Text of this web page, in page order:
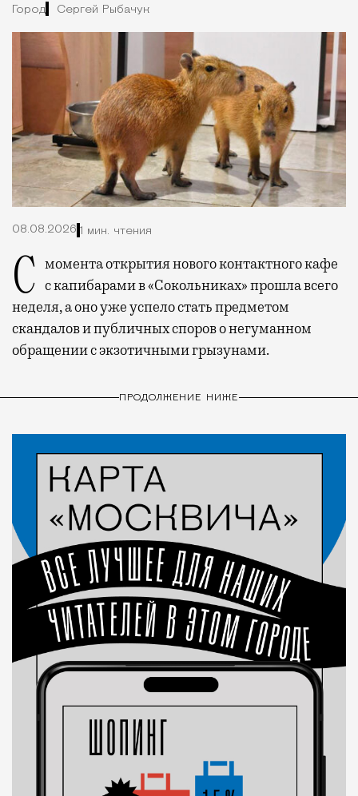
Город Сергей Рыбачук
08.08.2026 1 мин. чтения
С момента открытия нового контактного кафе с капибарами в «Сокольниках» прошла всего
неделя, а оно уже успело стать предметом
скандалов и публичных споров о негуманном
обращении с экзотичными грызунами.
ПРОДОЛЖЕНИЕ НИЖЕ